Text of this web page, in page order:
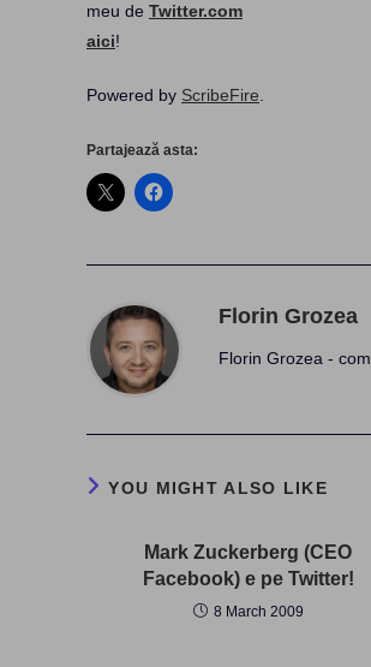
meu de Twitter.com
aici!
Powered by ScribeFire
Partajează asta:
Florin Grozea
Florin Grozea -
YOU MIGHT ALSO LIKE
Mark Zuckerberg (CEO
Facebook) e pe Twitter!
8 March 2009